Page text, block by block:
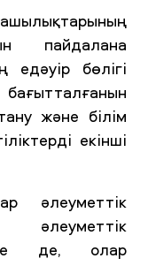
пайдалана
едәуір бөлігі
және білім
екінші
әлеуметтік
де, олар